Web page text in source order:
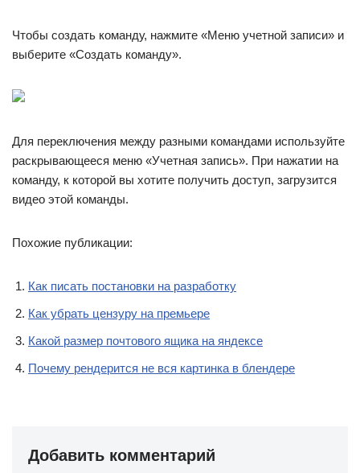
Чтобы создать команду, нажмите «Меню учетной записи» и
выберите «Создать команду».
Для переключения между разными командами используйте
раскрывающееся меню «Учетная запись». При нажатии на
команду, к которой вы хотите получить доступ, загрузится
видео этой команды.
Похожие публикации:
Как писать постановки на разработку
Как убрать цензуру на премьере
Какой размер почтового ящика на яндексе
Почему рендерится не вся картинка в блендере
Добавить комментарий